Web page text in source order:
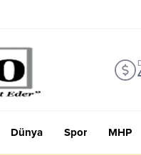
Dünya Spor MHP